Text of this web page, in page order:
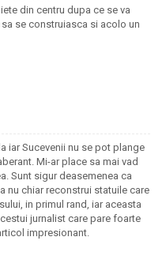
din centru dupa ce se va
se construiasca si acolo un
iar Sucevenii nu se pot plange
Mi-ar place sa mai vad
Sunt sigur deasemenea ca
nu chiar reconstrui statuile care
in primul rand, iar aceasta
jurnalist care pare foarte
impresionant.